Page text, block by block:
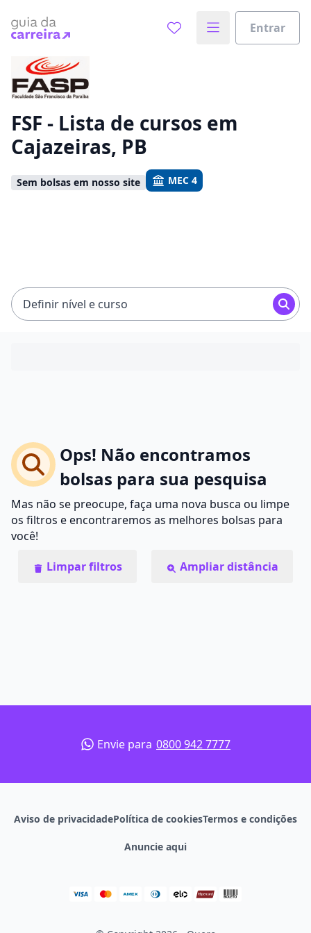
Entrar
Vamos te guiar no caminho ideal para seus estudos
FSF - Lista de cursos em
Cajazeiras, PB
Sem bolsas em nosso site MEC 4
Definir nível e curso
Ops! Não encontramos
bolsas para sua pesquisa
Mas não se preocupe, faça uma nova busca ou limpe
os filtros e encontraremos as melhores bolsas para
você!
Limpar filtros
Ampliar distância
Envie para 0800 942 7777
Aviso de privacidadePolítica de cookiesTermos e condições
Anuncie aqui